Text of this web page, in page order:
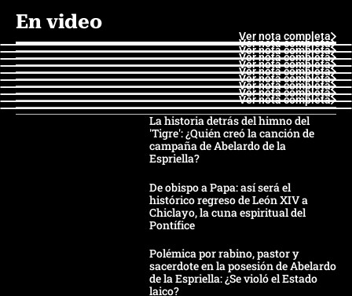
En video
Ver nota completa
Ver nota completa
Ver nota completa
Ver nota completa
Ver nota completa
Ver nota completa
Ver nota completa
Ver nota completa
Ver nota completa
Ver nota completa
La historia detrás del himno del
'Tigre': ¿Quién creó la canción de
campaña de Abelardo de la
Espriella?
De obispo a Papa: así será el
histórico regreso de León XIV a
Chiclayo, la cuna espiritual del
Pontífice
Polémica por rabino, pastor y
sacerdote en la posesión de Abelardo
de la Espriella: ¿Se violó el Estado
laico?